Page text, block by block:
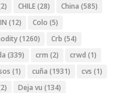
CHILE(28) China (585)
(12) Colo (5)
(1260) Crb (54)
(339) crm (2) crwd (1)
(1) cuña (1931) cvs (1)
Deja vu (134)